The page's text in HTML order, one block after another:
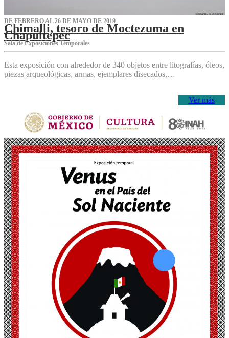
DE FEBRERO AL 26 DE MAYO DE 2019
Chimalli, tesoro de Moctezuma en
Chapultepec
Sala de Exposiciones Temporales
Esta exposición con alrededor de 340 objetos entre litografías, óleos,
piezas arqueológicas, armas, ejemplares disecados,…
Ver más